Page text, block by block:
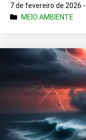
7 de fevereiro de 2026 -
MEIO AMBIENTE